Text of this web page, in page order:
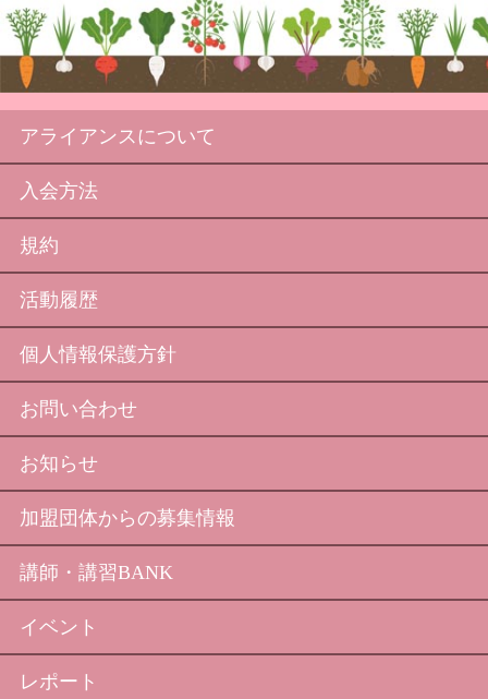
アライアンスについて
入会方法
規約
活動履歴
個人情報保護方針
お問い合わせ
お知らせ
加盟団体からの募集情報
講師・講習BANK
イベント
レポート